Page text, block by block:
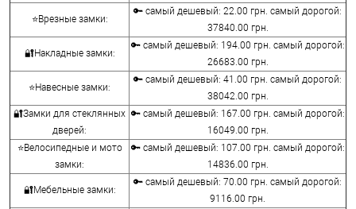
⭐Врезные замки:
🔑 самый дешевый: 22.00 грн. самый дорогой:
37840.00 грн.
🔐Накладные замки:
🔑 самый дешевый: 194.00 грн. самый дорогой:
26683.00 грн.
⭐Навесные замки:
🔑 самый дешевый: 41.00 грн. самый дорогой:
38042.00 грн.
🔐Замки для стеклянных
дверей:
🔑 самый дешевый: 167.00 грн. самый дорогой:
16049.00 грн.
⭐Велосипедные и мото
замки:
🔑 самый дешевый: 107.00 грн. самый дорогой:
14836.00 грн.
🔐Мебельные замки:
🔑 самый дешевый: 70.00 грн. самый дорогой:
9116.00 грн.